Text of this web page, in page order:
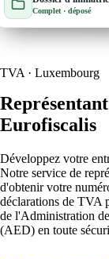
🇳🇱 Pays-
Amazon
Toutes
TVA · Luxembourg
Eurofiscalis
Développez votre
Notre service de
d'obtenir votre
déclarations de TVA
de l'Administration
(AED) en toute
Complet · déposé